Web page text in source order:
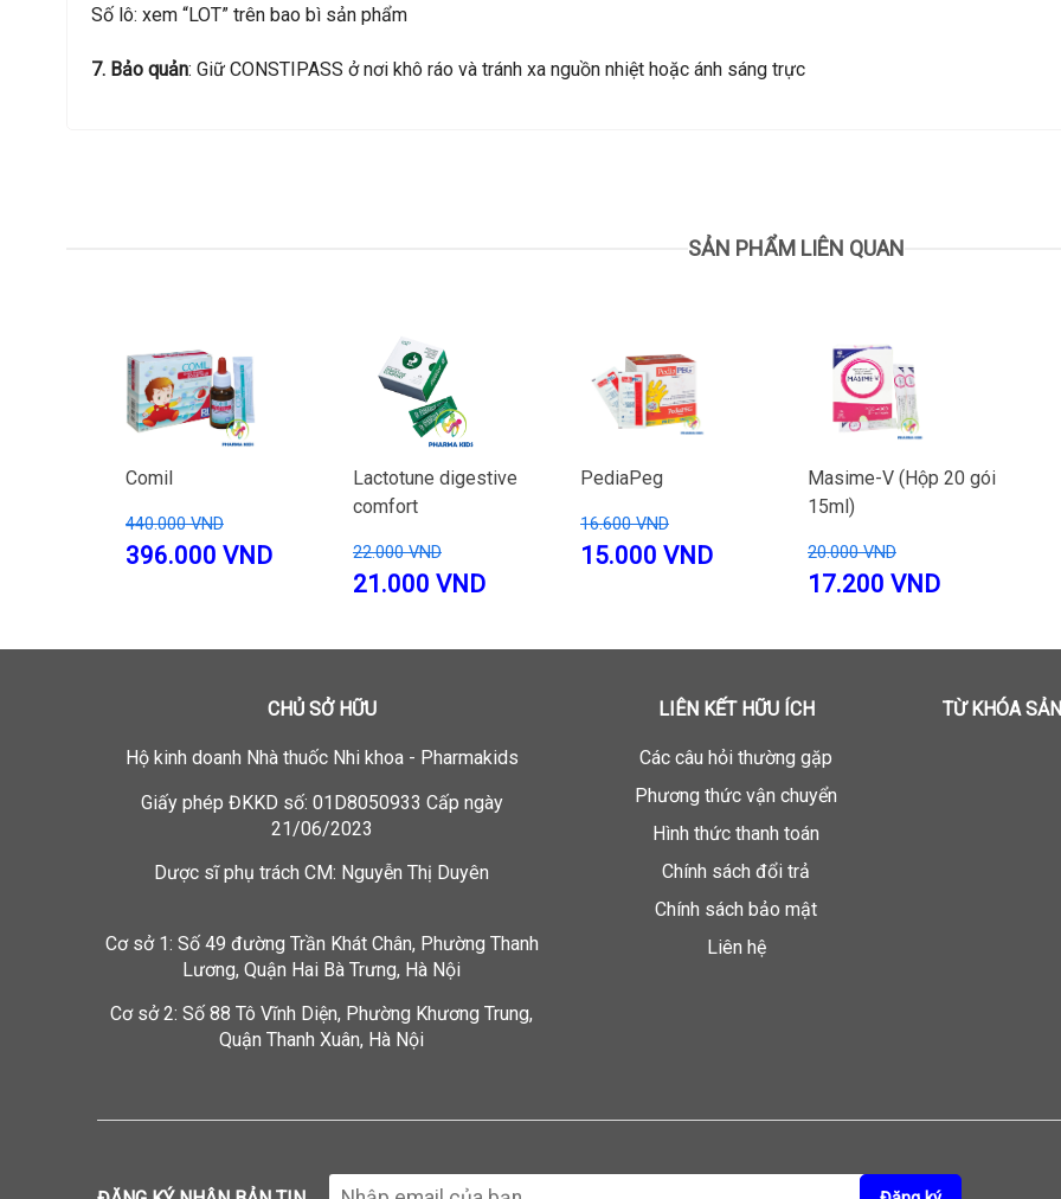
Số lô: xem “LOT” trên bao bì sản phẩm
7. Bảo quản: Giữ CONSTIPASS ở nơi khô ráo và tránh xa nguồn nhiệt hoặc ánh sáng trực
SẢN PHẨM LIÊN QUAN
Comil
440.000 VND
396.000 VND
Lactotune digestive
comfort
22.000 VND
21.000 VND
PediaPeg
16.600 VND
15.000 VND
Masime-V (Hộp 20 gói
15ml)
20.000 VND
17.200 VND
CHỦ SỞ HỮU
Hộ kinh doanh Nhà thuốc Nhi khoa - Pharmakids
Giấy phép ĐKKD số: 01D8050933 Cấp ngày
21/06/2023
Dược sĩ phụ trách CM: Nguyễn Thị Duyên
Cơ sở 1: Số 49 đường Trần Khát Chân, Phường Thanh
Lương, Quận Hai Bà Trưng, Hà Nội
Cơ sở 2: Số 88 Tô Vĩnh Diện, Phường Khương Trung,
Quận Thanh Xuân, Hà Nội
LIÊN KẾT HỮU ÍCH
Các câu hỏi thường gặp
Phương thức vận chuyển
Hình thức thanh toán
Chính sách đổi trả
Chính sách bảo mật
Liên hệ
TỪ KHÓA